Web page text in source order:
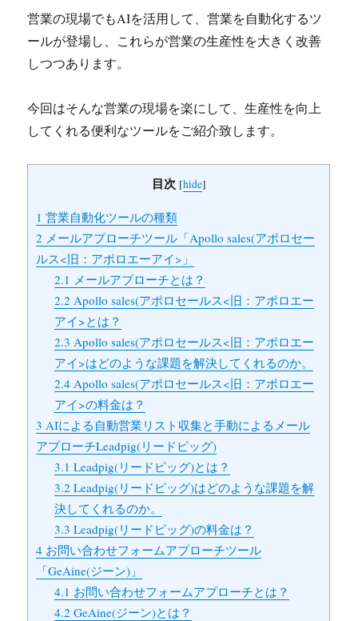
営業の現場でもAIを活用して、営業を自動化するツ
ールが登場し、これらが営業の生産性を大きく改善
しつつあります。
今回はそんな営業の現場を楽にして、生産性を向上
してくれる便利なツールをご紹介致します。
目次 [hide]
1 営業自動化ツールの種類
2 メールアプローチツール「Apollo sales(アポロセー
ルス<旧：アポロエーアイ>」
2.1 メールアプローチとは？
2.2 Apollo sales(アポロセールス<旧：アポロエー
アイ>とは？
2.3 Apollo sales(アポロセールス<旧：アポロエー
アイ>はどのような課題を解決してくれるのか。
2.4 Apollo sales(アポロセールス<旧：アポロエー
アイ>の料金は？
3 AIによる自動営業リスト収集と手動によるメール
アプローチLeadpig(リードピッグ)
3.1 Leadpig(リードピッグ)とは？
3.2 Leadpig(リードピッグ)はどのような課題を解
決してくれるのか。
3.3 Leadpig(リードピッグ)の料金は？
4 お問い合わせフォームアプローチツール
「GeAine(ジーン)」
4.1 お問い合わせフォームアプローチとは？
4.2 GeAine(ジーン)とは？